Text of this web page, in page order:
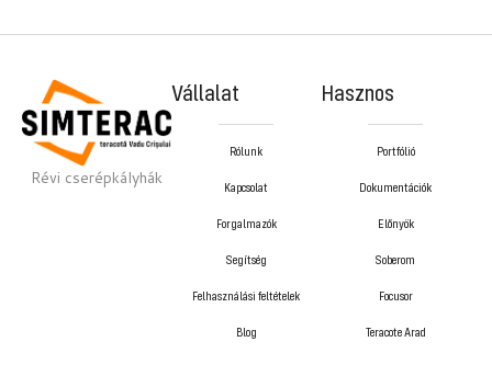
Révi cserépkályhák
Vállalat
Rólunk
Kapcsolat
Forgalmazók
Segítség
Felhasználási feltételek
Blog
Hasznos
Portfólió
Dokumentációk
Előnyök
Soberom
Focusor
Teracote Arad